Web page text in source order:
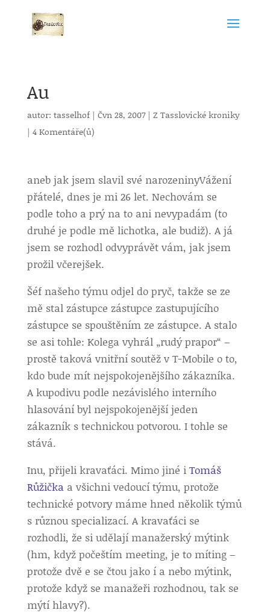
Au
autor: tasselhof| Čvn 28, 2007| Z Tasslovické kroniky
| 4 Komentáře(ů)
aneb jak jsem slavil své narozeninyVážení
přátelé, dnes je mi 26 let. Nechovám se
podle toho a prý na to ani nevypadám (to
druhé je podle mě lichotka, ale budiž). A já
jsem se rozhodl odvyprávět vám, jak jsem
prožil včerejšek.
Šéf našeho týmu odjel do pryč, takže se ze
mě stal zástupce zástupce zastupujícího
zástupce se spouštěním ze zástupce. A stalo
se asi tohle: Kolega vyhrál „rudý prapor“ –
prostě taková vnitřní soutěž v T-Mobile o to,
kdo bude mít nejspokojenějšího zákazníka.
A kupodivu podle nezávislého interního
hlasování byl nejspokojenější jeden
zákazník s technickou potvorou. I tohle se
stává.
Inu, přijeli kravaťáci. Mimo jiné i Tomáš
Růžička a všichni vedoucí týmu, protože
technické potvory máme hned několik týmů
s různou specializací. A kravaťáci se
rozhodli, že si udělají manažerský mýtink
(hm, když počeštím meeting, je to míting –
protože dvě e se čtou jako í a nebo mýtink,
protože když se manažeři rozhodnou, tak se
mýtí hlavy?).